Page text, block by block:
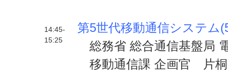
14:45-
15:25
第5世代移動通信システム
総務省 総合通信基盤局
移動通信課 企画官 片桐